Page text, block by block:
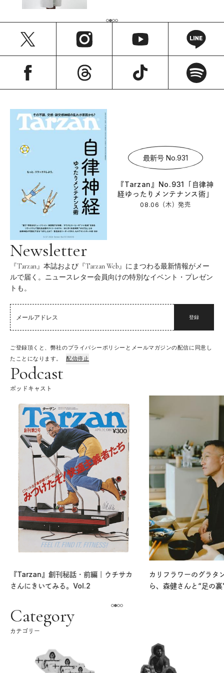
最新号 No.931
『Tarzan』No.931「自律神
経ゆったりメンテナンス術」
08.06（木）発売
Newsletter
『Tarzan』本誌および『Tarzan Web』にまつわる最新情報がメー
ルで届く。ニュースレター会員向けの特別なイベント・プレゼン
トも。
登録
ご登録頂くと、弊社のプライバシーポリシーとメールマガジンの配信に同意し
たことになります。
配信停止
Podcast
ポッドキャスト
『Tarzan』創刊秘話・前編｜ウチサカ
さんにきいてみる。Vol.2
カリフラワーのグラタ
ら、森健さんと“足の
Category
カテゴリー